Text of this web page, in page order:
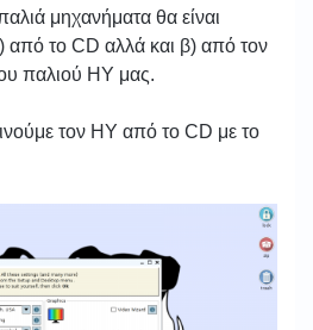
μηχανήματα θα είναι
από το CD αλλά και β) από τον
παλιού ΗΥ μας.
τον ΗΥ από το CD με το